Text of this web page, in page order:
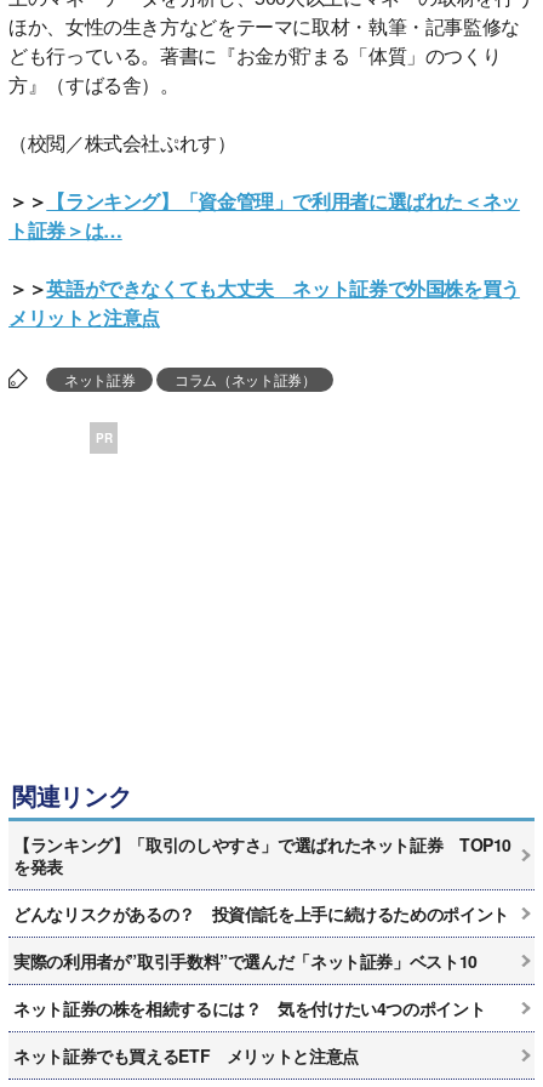
ほか、女性の生き方などをテーマに取材・執筆・記事監修な
ども行っている。著書に『お金が貯まる「体質」のつくり
方』（すばる舎）。
（校閲／株式会社ぷれす）
＞＞ 【ランキング】「資金管理」で利用者に選ばれた＜ネッ
ト証券＞は…
＞＞英語ができなくても大丈夫 ネット証券で外国株を買う
メリットと注意点
ネット証券 コラム（ネット証券）
PR
関連リンク
【ランキング】「取引のしやすさ」で選ばれたネット証券 TOP10
を発表
どんなリスクがあるの？ 投資信託を上手に続けるためのポイント
実際の利用者が”取引手数料”で選んだ「ネット証券」ベスト10
ネット証券の株を相続するには？ 気を付けたい4つのポイント
ネット証券でも買えるETF メリットと注意点